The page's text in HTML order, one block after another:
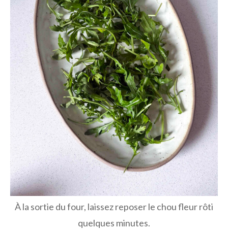
À la sortie du four, laissez reposer le chou fleur rôti
quelques minutes.